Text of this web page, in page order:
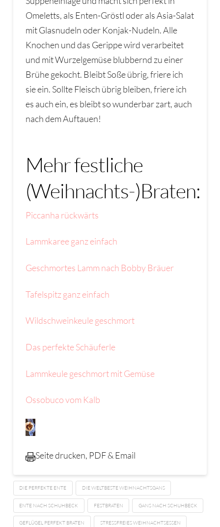
Omeletts, als Enten-Gröstl oder als Asia-Salat
mit Glasnudeln oder Konjak-Nudeln. Alle
Knochen und das Gerippe wird verarbeitet
und mit Wurzelgemüse blubbernd zu einer
Brühe gekocht. Bleibt Soße übrig, friere ich
sie ein. Sollte Fleisch übrig bleiben, friere ich
es auch ein, es bleibt so wunderbar zart, auch
nach dem Auftauen!
Mehr festliche
(Weihnachts-)Braten:
Piccanha rückwärts
Lammkaree ganz einfach
Geschmortes Lamm nach Bobby Bräuer
Tafelspitz ganz einfach
Wildschweinkeule geschmort
Das perfekte Schäuferle
Lammkeule geschmort mit Gemüse
Ossobuco vom Kalb
Seite drucken, PDF & Email
DIE PERFEKTE ENTE DIE WELTBESTE WEIHNACHTSGANS
ENTE NACH SCHUHBECK FESTBRATEN GANS NACH SCHUHBECK
GEFLÜGEL PERFEKT BRATEN STRESSFREIES WEIHNACHTSESSEN